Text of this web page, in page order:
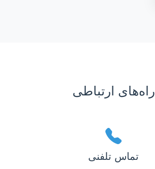
راه‌های ارتباطی
تماس تلفنی